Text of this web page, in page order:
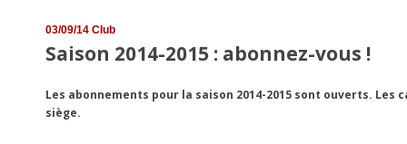
03/09/14 Club
Saison 2014-2015 : abonnez-vous !
Les abonnements pour la saison 2014-2015 sont ouverts.
siège.